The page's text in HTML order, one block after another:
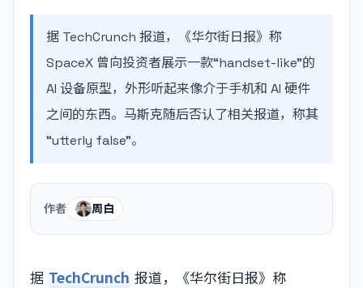
据 TechCrunch 报道，《华尔街日报》称
SpaceX 曾向投资者展示一款“handset-like”的
AI 设备原型，外形听起来像介于手机和 AI 硬件
之间的东西。马斯克随后否认了相关报道，称其
“utterly false”。
作者 周白
据 TechCrunch 报道，《华尔街日报》称